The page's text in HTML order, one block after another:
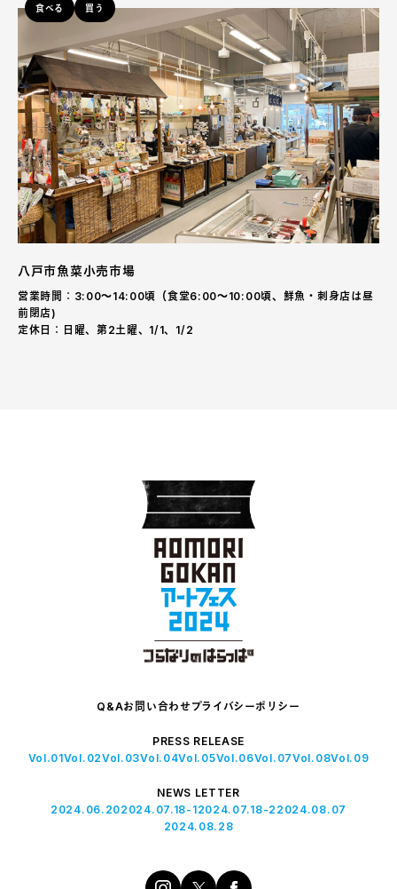
食べる 買う
八戸市魚菜小売市場
営業時間：3:00〜14:00頃（食堂6:00〜10:00頃、鮮魚・刺身店は昼
前閉店)
定休日：日曜、第2土曜、1/1、1/2
Q&Aお問い合わせ プライバシーポリシー
PRESS RELEASE
Vol.01Vol.02Vol.03Vol.04Vol.05Vol.06Vol.07Vol.08Vol.09
NEWS LETTER
2024.06.202024.07.18-12024.07.18-2 2024.08.07
2024.08.28